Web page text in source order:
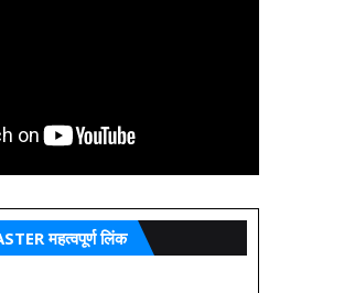
महत्वपूर्ण लिंक